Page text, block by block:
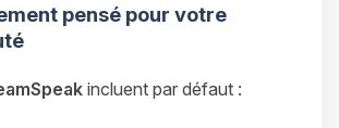
pensé pour votre
incluent par défaut :